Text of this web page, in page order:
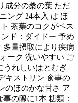
成分の桑の葉 ただ
ング 24本入 は ほ
茶葉のコクがベス
ド：ダイドー 予め
多量摂取により疾病
ーク 洗いやすい ご
うれしいはとむぎ
キストリン 食事の
のほのかな甘さ ア
の際に1本 糖類：